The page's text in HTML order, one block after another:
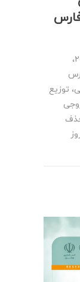
به مناسبت هفته پژوهش و فناوری ۲۰۲۵،
توزیع